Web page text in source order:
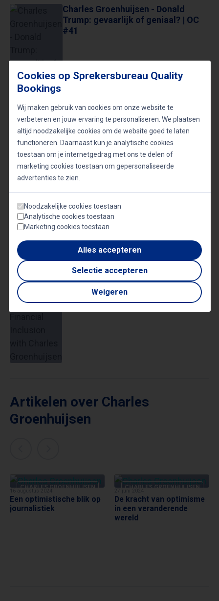
GEVAARLIJK OF GENIAAL? | OC #41
Charles Groenhuijsen - Donald
Trump: gevaarlijk of geniaal? | OC
#41
Op weg naar de Amerikaanse
verkiezingen | #1737 met Charles
Groenhuijsen
USA beyond Trump | Charles
Groenhuijsen | TEDxAmsterdam
Queen Máxima Interview on
Financial Inclusion with Charles
Groenhuijsen
Artikelen over Charles
Groenhuijsen
CHARLES GROENHUIJSEN
Een optimistische blik op
journalistiek
CHARLES GROENHUIJSEN
De kracht van optimisme
in een veranderende
wereld
Cookies op Sprekersbureau Quality
Bookings
Wij maken gebruik van cookies om onze website te
verbeteren en jouw ervaring te personaliseren. We plaatsen
altijd noodzakelijke cookies om de website goed te laten
functioneren. Daarnaast kun je analytische cookies
toestaan om je internetgedrag met ons te delen of
marketing cookies toestaan om gepersonaliseerde
advertenties te zien.
Noodzakelijke cookies toestaan
Analytische cookies toestaan
Marketing cookies toestaan
Alles accepteren
Selectie accepteren
Weigeren